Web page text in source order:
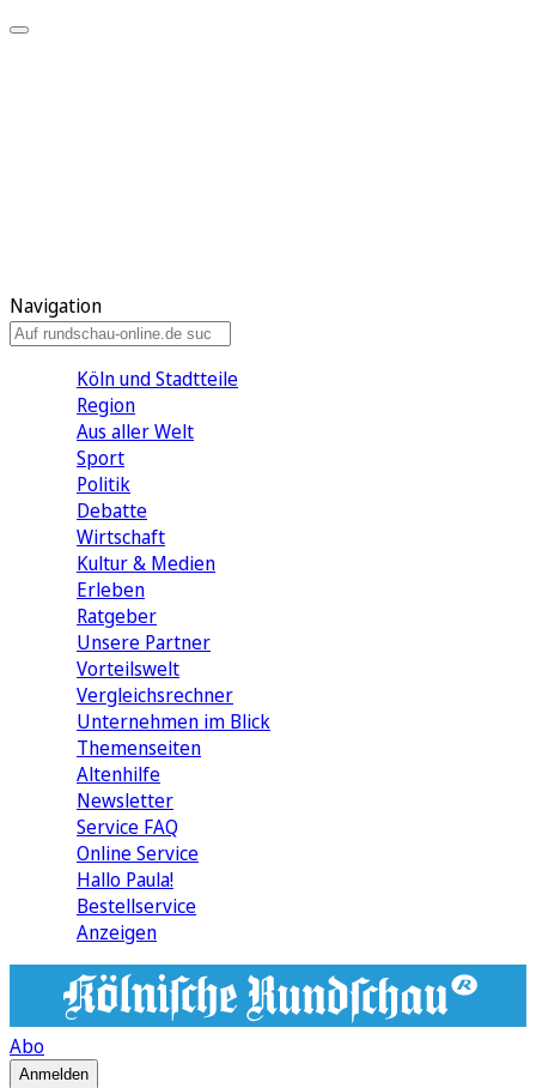
Navigation
Köln und Stadtteile
Region
Aus aller Welt
Sport
Politik
Debatte
Wirtschaft
Kultur & Medien
Erleben
Ratgeber
Unsere Partner
Vorteilswelt
Vergleichsrechner
Unternehmen im Blick
Themenseiten
Altenhilfe
Newsletter
Service FAQ
Online Service
Hallo Paula!
Bestellservice
Anzeigen
Abo
Anmelden